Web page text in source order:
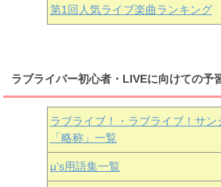
第1回人気ライブ楽曲ランキング
ラブライバー初心者・LIVEに向けての予
ラブライブ！・ラブライブ！サン
「略称」一覧
μ’s用語集一覧